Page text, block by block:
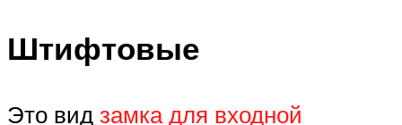
Штифтовые
Это вид замка для входной